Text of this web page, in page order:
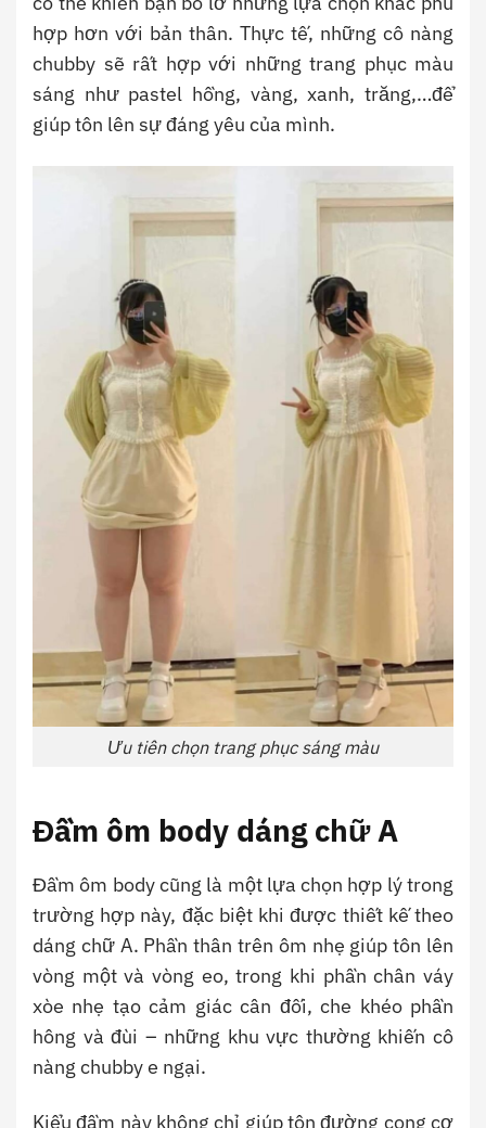
hợp hơn với bản thân. Thực tế, những cô nàng
chubby sẽ rất hợp với những trang phục màu
sáng như pastel hồng, vàng, xanh, trăng,…để
giúp tôn lên sự đáng yêu của mình.
Ưu tiên chọn trang phục sáng màu
Đầm ôm body dáng chữ A
Đầm ôm body cũng là một lựa chọn hợp lý trong
trường hợp này, đặc biệt khi được thiết kế theo
dáng chữ A. Phần thân trên ôm nhẹ giúp tôn lên
vòng một và vòng eo, trong khi phần chân váy
xòe nhẹ tạo cảm giác cân đối, che khéo phần
hông và đùi – những khu vực thường khiến cô
nàng chubby e ngại.
Kiểu đầm này không chỉ giúp tôn đường cong cơ